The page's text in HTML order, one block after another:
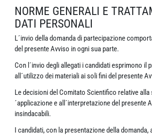
NORME GENERALI E
DATI PERSONALI
L´invio della domanda di partecipazione
del presente Avviso in ogni sua parte.
Con l´invio degli allegati i candidati esprimono il
all´utilizzo dei materiali ai soli fini del presente
Le decisioni del Comitato Scientifico relative alla
´applicazione e all´interpretazione del presente
insindacabili.
I candidati, con la presentazione della domanda,